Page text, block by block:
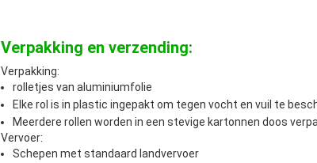
Verpakking en verzending:
Verpakking:
rolletjes van aluminiumfolie
Elke rol is in plastic ingepakt om tegen vocht en vuil te
Meerdere rollen worden in een stevige kartonnen doos
Vervoer:
Schepen met standaard landvervoer